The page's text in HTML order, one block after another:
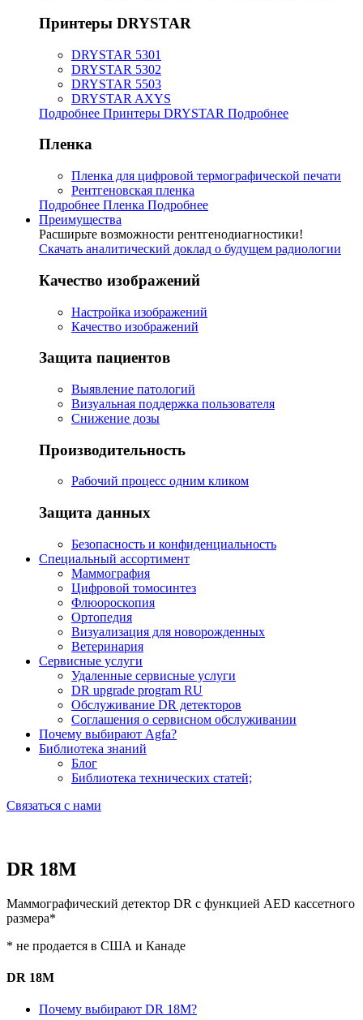
Принтеры DRYSTAR
DRYSTAR 5301
DRYSTAR 5302
DRYSTAR 5503
DRYSTAR AXYS
Подробнее Принтеры DRYSTAR Подробнее
Пленка
Пленка для цифровой термографической печати
Рентгеновская пленка
Подробнее Пленка Подробнее
Преимущества
Расширьте возможности рентгенодиагностики!
Скачать аналитический доклад о будущем радиологии
Качество изображений
Настройка изображений
Качество изображений
Защита пациентов
Выявление патологий
Визуальная поддержка пользователя
Снижение дозы
Производительность
Рабочий процесс одним кликом
Защита данных
Безопасность и конфиденциальность
Специальный ассортимент
Маммография
Цифровой томосинтез
Флюороскопия
Ортопедия
Визуализация для новорожденных
Ветеринария
Сервисные услуги
Удаленные сервисные услуги
DR upgrade program RU
Обслуживание DR детекторов
Соглашения о сервисном обслуживании
Почему выбирают Agfa?
Библиотека знаний
Блог
Библиотека технических статей;
Связаться с нами
DR 18M
Маммографический детектор DR с функцией AED кассетного
размера*
* не продается в США и Канаде
DR 18M
Почему выбирают DR 18M?